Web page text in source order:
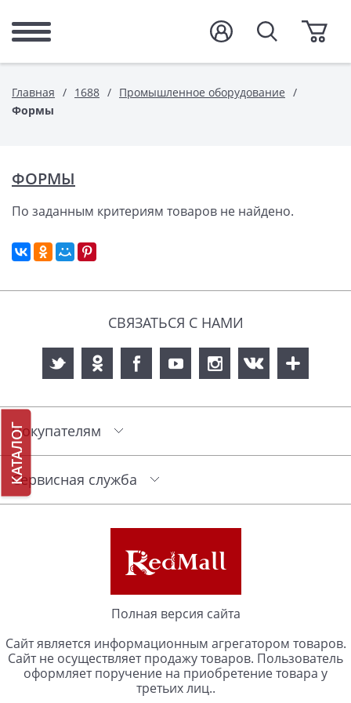
Главная 1688
Промышленное оборудование
Формы
КАТАЛОГ
ФОРМЫ
По заданным критериям товаров не найдено.
СВЯЗАТЬСЯ С НАМИ
Покупателям
Сервисная служба
Полная версия сайта
Сайт является информационным агрегатором товаров.
Сайт не осуществляет продажу товаров. Пользователь
оформляет поручение на приобретение товара у
третьих лиц..